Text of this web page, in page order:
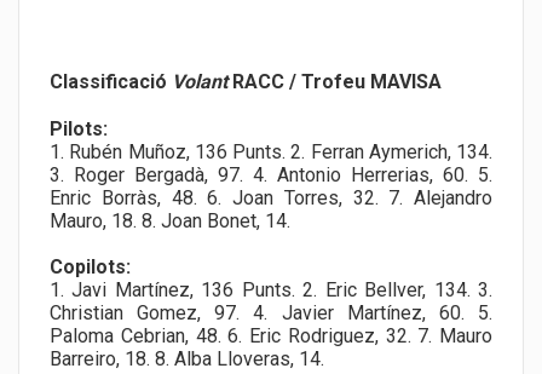
Classificació VolantRACC / Trofeu MAVISA
Pilots:
1. Rubén Muñoz, 136 Punts. 2. Ferran Aymerich, 134.
3. Roger Bergadà, 97. 4. Antonio Herrerias, 60. 5.
Enric Borràs, 48. 6. Joan Torres, 32. 7. Alejandro
Mauro, 18. 8. Joan Bonet, 14.
Copilots:
1. Javi Martínez, 136 Punts. 2. Eric Bellver, 134. 3.
Christian Gomez, 97. 4. Javier Martínez, 60. 5.
Paloma Cebrian, 48. 6. Eric Rodriguez, 32. 7. Mauro
Barreiro, 18. 8. Alba Lloveras, 14.